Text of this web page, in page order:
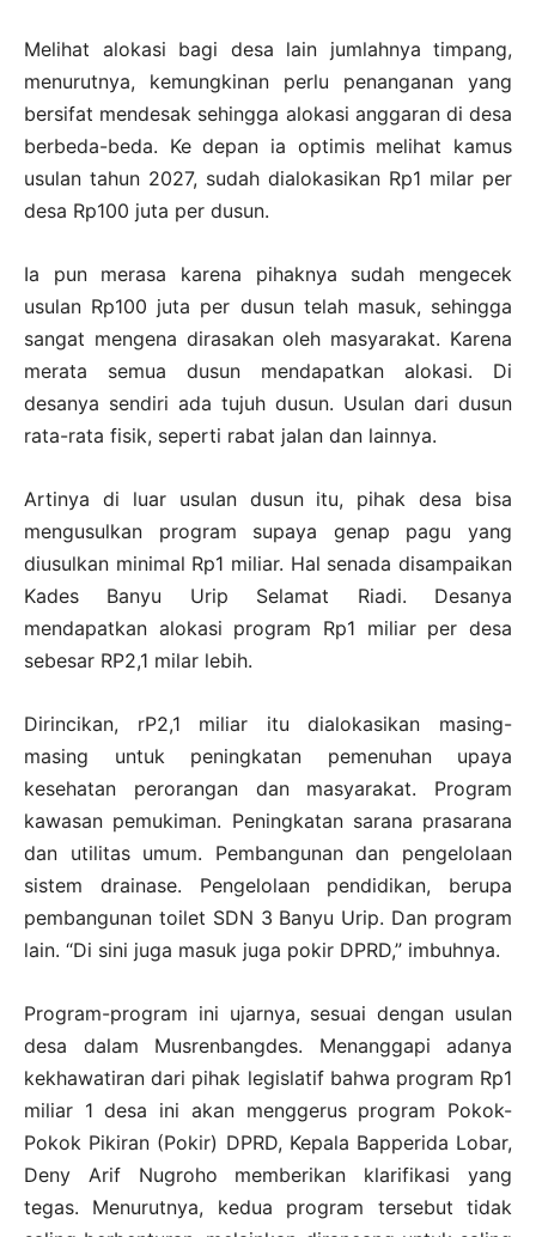
Melihat alokasi bagi desa lain jumlahnya timpang,
menurutnya, kemungkinan perlu penanganan yang
bersifat mendesak sehingga alokasi anggaran di desa
berbeda-beda. Ke depan ia optimis melihat kamus
usulan tahun 2027, sudah dialokasikan Rp1 milar per
desa Rp100 juta per dusun.
Ia pun merasa karena pihaknya sudah mengecek
usulan Rp100 juta per dusun telah masuk, sehingga
sangat mengena dirasakan oleh masyarakat. Karena
merata semua dusun mendapatkan alokasi. Di
desanya sendiri ada tujuh dusun. Usulan dari dusun
rata-rata fisik, seperti rabat jalan dan lainnya.
Artinya di luar usulan dusun itu, pihak desa bisa
mengusulkan program supaya genap pagu yang
diusulkan minimal Rp1 miliar. Hal senada disampaikan
Kades Banyu Urip Selamat Riadi. Desanya
mendapatkan alokasi program Rp1 miliar per desa
sebesar RP2,1 milar lebih.
Dirincikan, rP2,1 miliar itu dialokasikan masing-
masing untuk peningkatan pemenuhan upaya
kesehatan perorangan dan masyarakat. Program
kawasan pemukiman. Peningkatan sarana prasarana
dan utilitas umum. Pembangunan dan pengelolaan
sistem drainase. Pengelolaan pendidikan, berupa
pembangunan toilet SDN 3 Banyu Urip. Dan program
lain. “Di sini juga masuk juga pokir DPRD,” imbuhnya.
Program-program ini ujarnya, sesuai dengan usulan
desa dalam Musrenbangdes. Menanggapi adanya
kekhawatiran dari pihak legislatif bahwa program Rp1
miliar 1 desa ini akan menggerus program Pokok-
Pokok Pikiran (Pokir) DPRD, Kepala Bapperida Lobar,
Deny Arif Nugroho memberikan klarifikasi yang
tegas. Menurutnya, kedua program tersebut tidak